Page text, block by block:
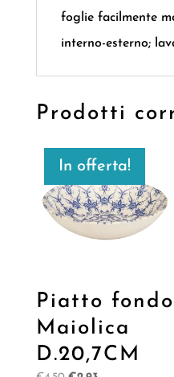
foglie facilmente
interno-esterno;
Prodotti
In offerta!
Piatto fondo
Maiolica
D.20,7CM